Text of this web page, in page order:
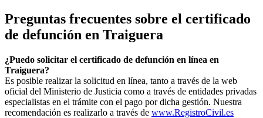
Preguntas frecuentes sobre el certificado
de defunción en Traiguera
¿Puedo solicitar el certificado de defunción en línea en
Traiguera?
Es posible realizar la solicitud en línea, tanto a través de la web
oficial del Ministerio de Justicia como a través de entidades privadas
especialistas en el trámite con el pago por dicha gestión. Nuestra
recomendación es realizarlo a través de www.RegistroCivil.es